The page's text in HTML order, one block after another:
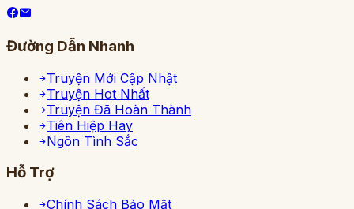
Đường Dẫn Nhanh
Truyện Mới Cập Nhật
Truyện Hot Nhất
Truyện Đã Hoàn Thành
Tiên Hiệp Hay
Ngôn Tình Sắc
Hỗ Trợ
Chính Sách Bảo Mật